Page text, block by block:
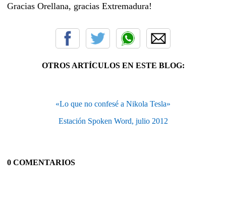
Gracias Orellana, gracias Extremadura!
OTROS ARTÍCULOS EN ESTE BLOG:
«Lo que no confesé a Nikola Tesla»
Estación Spoken Word, julio 2012
0 COMENTARIOS